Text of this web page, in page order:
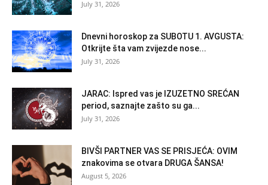
July 31, 2026
Dnevni horoskop za SUBOTU 1. AVGUSTA:
Otkrijte šta vam zvijezde nose...
July 31, 2026
JARAC: Ispred vas je IZUZETNO SREĆAN
period, saznajte zašto su ga...
July 31, 2026
BIVŠI PARTNER VAS SE PRISJEĆA: OVIM
znakovima se otvara DRUGA ŠANSA!
August 5, 2026